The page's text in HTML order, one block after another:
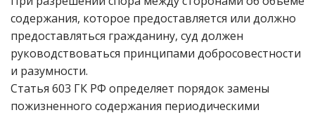
содержания, которое предоставляется или должно
предоставляться гражданину, суд должен
руководствоваться принципами добросовестности
и разумности.
Статья 603 ГК РФ определяет порядок замены
пожизненного содержания периодическими